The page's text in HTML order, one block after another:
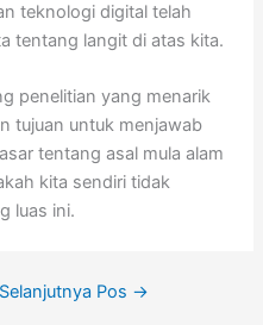
teknologi digital telah
tentang langit di atas kita.
penelitian yang menarik
tujuan untuk menjawab
tentang asal mula alam
kita sendiri tidak
luas ini.
Selanjutnya Pos →